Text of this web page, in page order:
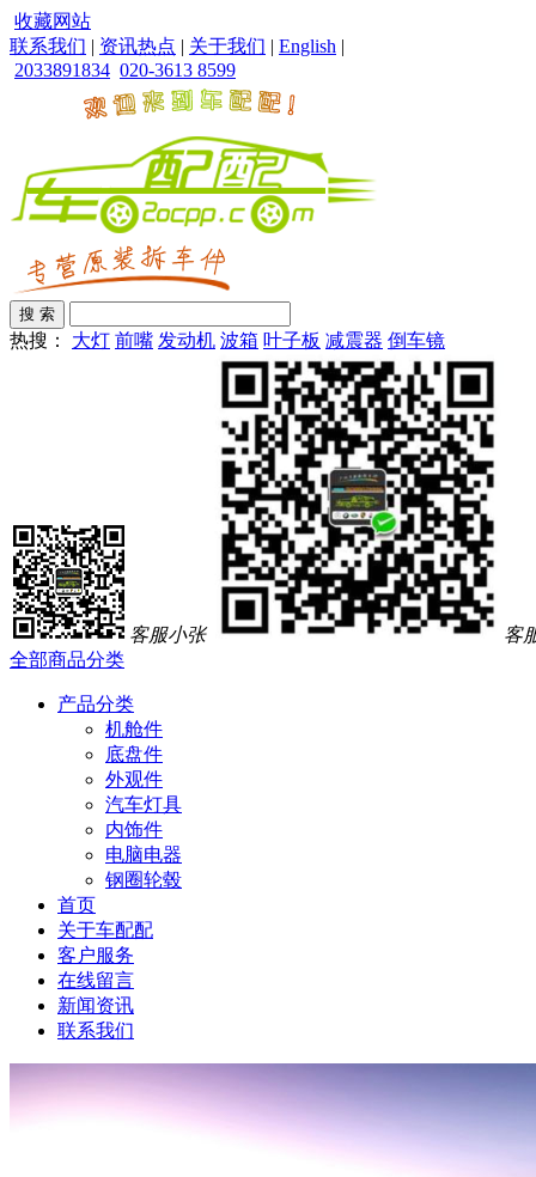
收藏网站
联系我们 | 资讯热点 | 关于我们 | English |
2033891834 020-3613 8599
热搜： 大灯 前嘴 发动机 波箱 叶子板 减震器 倒车镜
客服小张
客
全部商品分类
产品分类
机舱件
底盘件
外观件
汽车灯具
内饰件
电脑电器
钢圈轮毂
首页
关于车配配
客户服务
在线留言
新闻资讯
联系我们